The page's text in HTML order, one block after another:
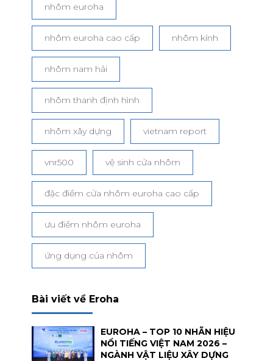
nhôm euroha
nhôm euroha cao cấp nhôm kính
nhôm nam hải
nhôm thanh định hình
nhôm xây dựng vietnam report
vnr500 vệ sinh cửa nhôm
đặc điểm cửa nhôm euroha cao cấp
ưu điểm nhôm euroha
ứng dụng của nhôm
Bài viết về Eroha
EUROHA – TOP 10 NHÃN HIỆU
NỔI TIẾNG VIỆT NAM 2026 –
NGÀNH VẬT LIỆU XÂY DỰNG